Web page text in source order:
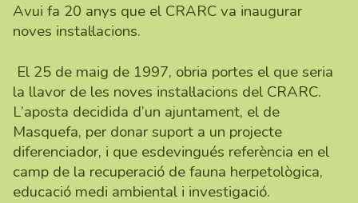
Avui fa 20 anys que el CRARC va inaugurar
noves instal·lacions.
El 25 de maig de 1997, obria portes el que seria
la llavor de les noves instal·lacions del CRARC.
L’aposta decidida d’un ajuntament, el de
Masquefa, per donar suport a un projecte
diferenciador, i que esdevingués referència en el
camp de la recuperació de fauna herpetològica,
educació medi ambiental i investigació.